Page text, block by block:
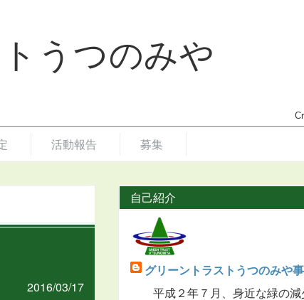
うつのみや
活動報告 募集
2016/03/17
自己紹介
グリーントラストうつのみや
平成２年７月、身近な緑の減